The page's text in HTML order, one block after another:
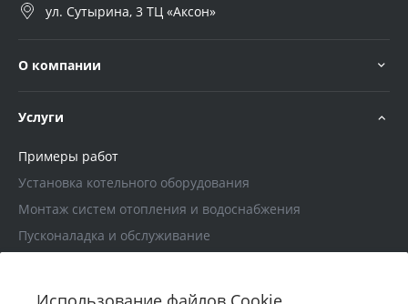
ул. Сутырина, 3 ТЦ «Аксон»
О компании
Услуги
Примеры работ
Установка котельного оборудования
Монтаж систем отопления и водоснабжения
Пусконаладка и обслуживание